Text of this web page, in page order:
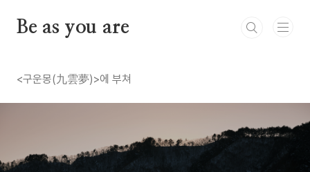
Be as you are
<구운몽(九雲夢)>에 부쳐